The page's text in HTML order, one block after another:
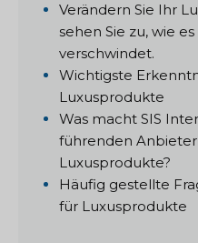
Verändern Sie Ihr
sehen Sie zu, wie
verschwindet.
Wichtigste
Luxusprodukte
Was macht SIS
führenden
Luxusprodukte?
Häufig gestellte
für Luxusprodukte